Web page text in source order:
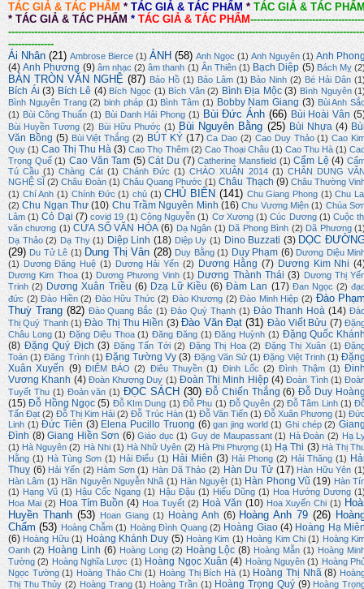
TÁC GIẢ & TÁC PHẨM * TÁC GIẢ & TÁC PHẨM * TÁC GIẢ & TÁC
* TÁC GIẢ & TÁC PHẨM *TÁC GIẢ & TÁC PHẨM-----------------------------------
--------------
Ái Nhân (21) Ambrose Bierce (1) ẢNH (58) Anh Ngọc (1) Anh Nguyên (1) Anh
(4) Anh Phương (9) âm nhạc (2) âm thanh (1) Ân Thiên (1) Bạch Diệp (5) Bách Mỵ
BÀN TRÒN VĂN NGHỆ (87) Bảo Hồ (1) Bảo Lâm (1) Bảo Ninh (2) Bé Hải Dân
Bích Ái (3) Bích Lê (4) Bích Ngọc (1) Bích Vân (2) Bình Địa Mộc (3) Bình Nguyên
Bình Nguyên Trang (2) binh pháp (1) Bình Tâm (1) Bobby Nam Giang (3) Bùi Anh
(1) Bùi Công Thuấn (1) Bùi Danh Hải Phong (1) Bùi Đức Ánh (66) Bùi Hoài Vân
Bùi Huyền Tương (2) Bùi Hữu Phước (1) Bùi Nguyên Bằng (25) Bùi Nhựa (4)
Văn Bồng (5) Bùi Việt Thắng (2) BÚT KÝ (17) Ca Dao (2) Cao Duy Thảo (1) Cao
Quy (1) Cao Thị Thu Hà (3) Cao Thọ Thêm (2) Cao Thoại Châu (1) Cao Thu Hà (1)
Trọng Quế (1) Cao Văn Tam (5) Cát Du (7) Catherine Mansfield (1) Cẩm Lệ (4)
Tú Cầu (1) Chàng Cát (1) Chánh Đức (1) CHÀO XUÂN 2014 (1) CHÂN DUNG
NGHỆ SĨ (2) Châu Đoàn (1) Châu Quang Phước (1) Châu Thạch (9) Châu Thường
(1) Chí Anh (1) Chính Đức (1) chủ (1) CHỦ BIÊN (141) Chu Giang Phong (1) Chu
(2) Chu Ngạn Thư (10) Chu Trầm Nguyên Minh (16) Chu Vương Miện (1) Chúa
Lâm (1) Cỏ Dại (7) covid 19 (1) Công Nguyễn (1) Cơ Xương (1) Cúc Dương (1) Cuộc
văn chương (1) CỬA SỔ VĂN HÓA (6) Dạ Ngân (1) Dã Phong Bình (2) Dã Phương
Dạ Thảo (2) Dạ Thy (1) Diệp Linh (18) Diệp Uy (1) Dino Buzzati (3) DỌC
(29) Du Tử Lê (1) Dung Thị Vân (28) Duy Bằng (1) Duy Phạm (6) Dương Diệu
(1)
Dương Đăng Huệ (1) Dương Hải Yến (2) Dương Hằng (7) Dương Kim Nhi
Dương Kim Thoa (1) Dương Phương Vinh (1) Dương Thành Thái (3) Dương Thị
Trinh (2) Dương Xuân Triều (6) Dzạ Lữ Kiều (6) Đàm Lan (17) Đan Ngọc (2)
đức (2) Đào Hiền (2) Đào Hữu Thức (2) Đào Khương (2) Đào Minh Hiệp (2) Đào
Thuỳ Trang (82) Đào Quang Bắc (1) Đào Quý Thạnh (1) Đào Thanh Hoà (14)
Thị Quý Thanh (1) Đào Thị Thu Hiền (3) Đào Văn Đạt (31) Đào Viết Bửu (7)
Châu Long (1) Đặng Diệu Thoa (1) Đăng Đăng (1) Đăng Huỳnh (1) Đặng Quốc
(8) Đặng Quý Địch (3) Đặng Tấn Tới (2) Đặng Thị Hoa (2) Đặng Thị Xuân (1)
Toán (1) Đăng Trình (1) Đặng Tường Vy (3) Đặng Văn Sử (1) Đặng Việt Trinh (1)
Xuân Xuyến (9) ĐIỂM BÁO (2) Điêu Thuyền (1) Đinh Lốc (2) Đình Thậm (1)
Vương Khanh (4) Đoàn Khương Duy (1) Đoàn Thị Minh Hiệp (4) Đoàn Tình (1)
Tuyết Thu (1) Đoản văn (1) ĐỌC SÁCH (30) Đỗ Chiến Thắng (6) Đỗ Duy
(15) Đỗ Hồng Ngọc (5) Đỗ KIm Dung (1) Đỗ Phu (1) Đỗ Quyên (2) Đỗ Tâm Linh (1)
Tấn Đạt (2) Đỗ Thị Kim Hải (2) Đỗ Trúc Hàn (1) Đỗ Văn Tiến (1) Đỗ Xuân Phương (1)
Linh (1) Đức Tiên (3) Elena Pucillo Truong (6) gan jing world (1) Ghi chép (2)
Đình (8) Giang Hiền Sơn (6) Giáo dục (1) Guy de Maupassant (1) Hà Đoàn (2) Hạ
(1) Hà Nguyên (2) Hà Nhi (1) Hà Nhữ Uyên (2) Hà Phi Phượng (1) Hạ Thi (3) Hà Thị
Hằng (1) Hà Tùng Sơn (1) Hải Điểu (1) Hải Miên (3) Hải Phong (2) Hải Thăng (1)
Thuỵ (6) Hải Yến (2) Hàm Sơn (1) Hàn Dã Thảo (2) Hàn Du Tử (17) Hàn Hữu Yên
Hàn Lâm (1) Hãn Nguyên Nguyễn Nhã (1) Hàn Nguyệt (1) Hàn Phong Vũ (19) Hàn
(1) Hạng Vũ (1) Hậu Cốc Ngang (1) Hậu Đậu (1) Hiếu Dũng (1) Hoa Hướng Dương
Hoa Mai (2) Hoa Tím Buồn (4) Hoa Tuyết (2) Hoà Văn (10) Hoa Xuyến Chi (1)
Huyền Thanh (53) Hoan Giang (1) Hoàng Anh (6) Hoàng Anh 79 (26)
Chẩm (53) Hoàng Chẫm (1) Hoàng Đình Quang (2) Hoàng Giao (4) Hoàng Hạ
(6) Hoàng Hữu (1) Hoàng Khánh Duy (5) Hoàng Kim (1) Hoàng Kim Chi (1) Hoàng
Oanh (2) Hoàng Linh (6) Hoàng Long (2) Hoàng Lộc (8) Hoàng Mẫn (1) Hoàng
Tường (2) Hoàng Nghĩa Lược (1) Hoàng Ngọc Xuân (4) Hoàng Nguyên (1) Hoàng
Ngọc Tường (1) Hoàng Thảo Chi (1) Hoàng Thị Bích Hà (1) Hoàng Thị Nhã (8)
Thị Thu Thủy (2) Hoàng Trang (1) Hoàng Trần (1) Hoàng Trọng Quý (9) Hoàng